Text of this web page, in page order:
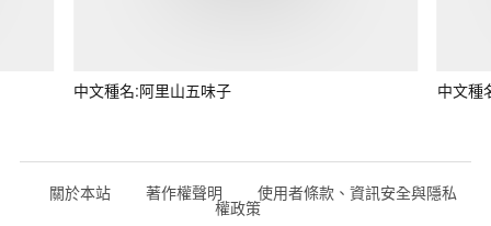
中文種名:阿里山五味子 中文種
關於本站 著作權聲明 使用者條款、資訊安全與隱私
權政策